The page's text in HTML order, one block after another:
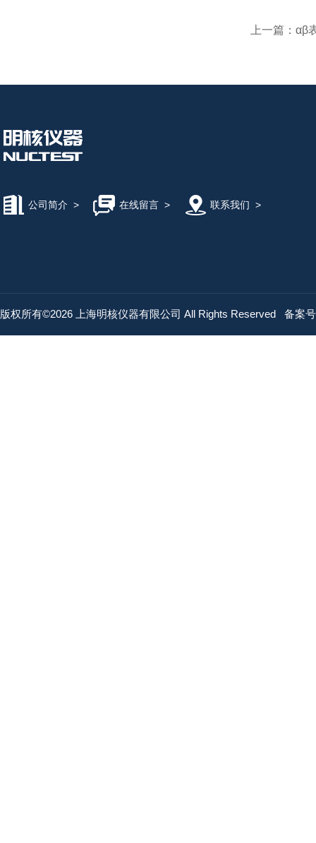
上一篇： αβ
公司简介 > 在线留言> 联系我们 >
版权所有©2026 上海明核仪器有限公司 All Rights Reserved 备案